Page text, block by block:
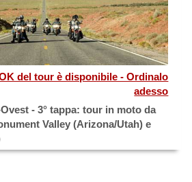
del tour è disponibile - Ordinalo
adesso
- 3° tappa: tour in moto da
Valley (Arizona/Utah) e